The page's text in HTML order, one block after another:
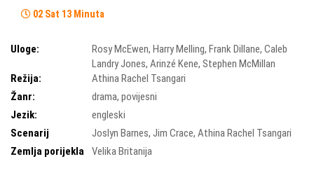
02 Sat 13 Minuta
Uloge: Rosy McEwen,Harry Melling,Frank Dillane,Caleb
Landry Jones,Arinzé Kene,Stephen McMillan
Režija:
Athina Rachel Tsangari
Žanr:
drama,povijesni
Jezik:
engleski
Scenarij
Joslyn Barnes,Jim Crace,Athina Rachel Tsangari
Zemlja porijekla
Velika Britanija